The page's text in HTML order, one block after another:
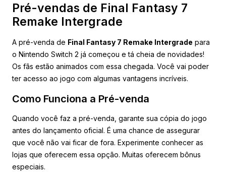
Pré-vendas de Final Fantasy 7
Remake Intergrade
A pré-venda de Final Fantasy 7 Remake Intergrade para
o Nintendo Switch 2 já começou e tá cheia de novidades!
Os fãs estão animados com essa chegada. Você vai poder
ter acesso ao jogo com algumas vantagens incríveis.
Como Funciona a Pré-venda
Quando você faz a pré-venda, garante sua cópia do jogo
antes do lançamento oficial. É uma chance de assegurar
que você não vai ficar de fora. Experimente conhecer as
lojas que oferecem essa opção. Muitas oferecem bônus
especiais.